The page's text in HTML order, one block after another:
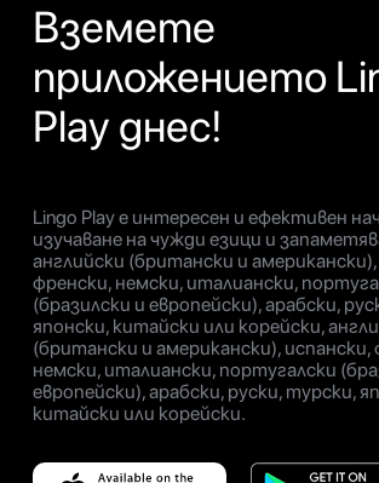
Вземете
приложението
Play днес!
Lingo Play е интересен и ефективен
изучаване на чужди езици и
английски (британски и
френски, немски, италиански,
(бразилски и европейски), арабски,
японски, китайски или корейски,
(британски и американски), испански,
немски, италиански, португалски
европейски), арабски, руски, турски,
китайски или корейски.